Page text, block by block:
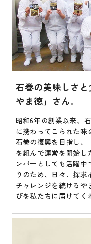
石巻の美味しさ
やま徳」さん。
昭和6年の創業以来、
に携わってこられた味
石巻の復興を目指し、
を組んで運営を開始し
ンバーとしても活躍中
りのため、日々、探
チャレンジを続けるや
びを私たちに届けてく